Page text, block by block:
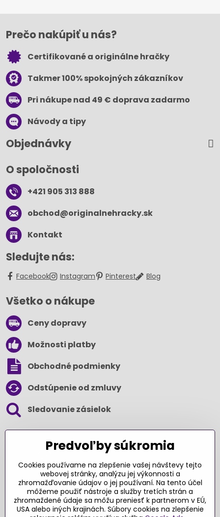
Prečo nakúpiť u nás?
Certifikované a originálne hračky
Takmer 100% spokojných zákazníkov
Pri nákupe nad 49 € doprava zadarmo
Návody a tipy
Objednávky
O spoločnosti
+421 905 313 888
obchod​@originalnehracky​.sk
Kontakt
Sledujte nás:
Facebook Instagram Pinterest Blog
Všetko o nákupe
Ceny dopravy
Možnosti platby
Obchodné podmienky
Odstúpenie od zmluvy
Sledovanie zásielok
Ďakujeme za podporu
Sme slovenský e-shop​. Fungujeme len
Predvoľby súkromia
Cookies používame na zlepšenie vašej návštevy tejto
webovej stránky, analýzu jej výkonnosti a
zhromažďovanie údajov o jej používaní. Na tento účel
môžeme použiť nástroje a služby tretích strán a
zhromaždené údaje sa môžu preniesť k partnerom v EÚ,
USA alebo iných krajinách. Súbory cookies na zlepšenie